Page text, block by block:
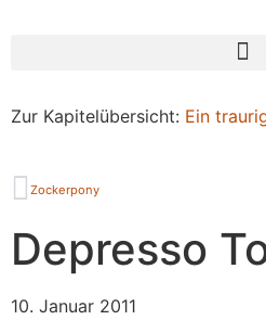
Zur Kapitelübersicht: Ein
Zockerpony
Depresso
10. Januar 2011